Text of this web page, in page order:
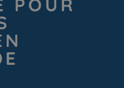
POUR